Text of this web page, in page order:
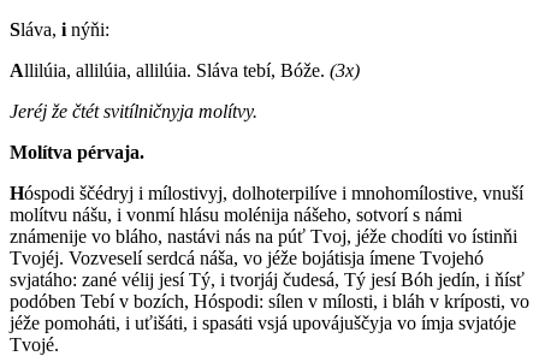
Sláva, i nýňi:
Allilúia, allilúia, allilúia. Sláva tebí, Bóže. (3x)
Jeréj že čtét svitílničnyja molítvy.
Molítva pérvaja.
Hóspodi ščédryj i mílostivyj, dolhoterpilíve i mnohomílostive, vnuší
molítvu nášu, i vonmí hlásu molénija nášeho, sotvorí s námi
známenije vo bláho, nastávi nás na púť Tvoj, jéže chodíti vo ístinňi
Tvojéj. Vozveselí serdcá náša, vo jéže bojátisja ímene Tvojehó
svjatáho: zané vélij jesí Tý, i tvorjáj čudesá, Tý jesí Bóh jedín, i ňísť
podóben Tebí v bozích, Hóspodi: sílen v mílosti, i bláh v kríposti, vo
jéže pomoháti, i uťišáti, i spasáti vsjá upovájuščyja vo ímja svjatóje
Tvojé.